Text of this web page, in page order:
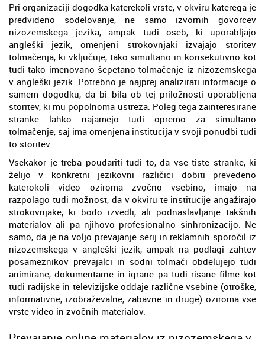
Pri organizaciji dogodka katerekoli vrste, v okviru katerega je
predvideno sodelovanje, ne samo izvornih govorcev
nizozemskega jezika, ampak tudi oseb, ki uporabljajo
angleški jezik, omenjeni strokovnjaki izvajajo storitev
tolmačenja, ki vključuje, tako simultano in konsekutivno kot
tudi tako imenovano šepetano tolmačenje iz nizozemskega
v angleški jezik. Potrebno je najprej analizirati informacije o
samem dogodku, da bi bila ob tej priložnosti uporabljena
storitev, ki mu popolnoma ustreza. Poleg tega zainteresirane
stranke lahko najamejo tudi opremo za simultano
tolmačenje, saj ima omenjena institucija v svoji ponudbi tudi
to storitev.
Vsekakor je treba poudariti tudi to, da vse tiste stranke, ki
želijo v konkretni jezikovni različici dobiti prevedeno
katerokoli video oziroma zvočno vsebino, imajo na
razpolago tudi možnost, da v okviru te institucije angažirajo
strokovnjake, ki bodo izvedli, ali podnaslavljanje takšnih
materialov ali pa njihovo profesionalno sinhronizacijo. Ne
samo, da je na voljo prevajanje serij in reklamnih sporočil iz
nizozemskega v angleški jezik, ampak na podlagi zahtev
posameznikov prevajalci in sodni tolmači obdelujejo tudi
animirane, dokumentarne in igrane pa tudi risane filme kot
tudi radijske in televizijske oddaje različne vsebine (otroške,
informativne, izobraževalne, zabavne in druge) oziroma vse
vrste video in zvočnih materialov.